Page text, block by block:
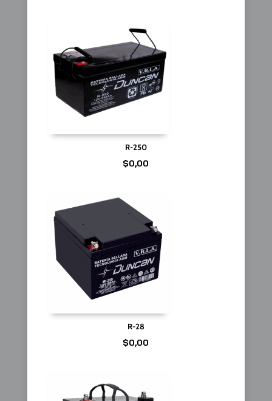
R-250
$0,00
R-28
$0,00